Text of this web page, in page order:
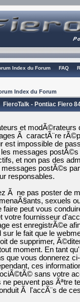
Index du Forum FAQ
Index du Forum
FieroTalk - Pontiac Fiero
et
Ã caractÃ¨re
est impossible de
messages
et non pas des
postÃ©s
responsables.
Ã ne pas poster de
sexuels
faire peut vous
votre fournisseur
est enregistrÃ©e
sur le fait que le
de supprimer,
moment. En tant
que vous donnerez
ces
sans votre
peuvent pas Ãªtre
Ã l'accÃ¨s de